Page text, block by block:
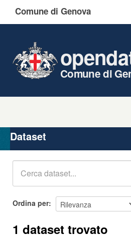
Comune di Genova
Comune di
Organizzazioni
Gruppi
Dataset
Ordina per
1 dataset trovato